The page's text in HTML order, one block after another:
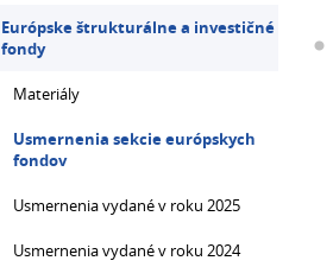
Európske štrukturálne a investičné
fondy
Materiály
Usmernenia sekcie európskych
fondov
Usmernenia vydané v roku 2025
Usmernenia vydané v roku 2024